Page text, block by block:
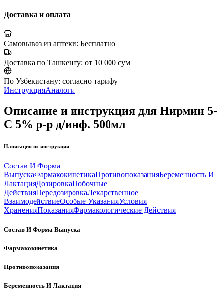
Доставка и оплата
Самовывоз из аптеки: Бесплатно
Доставка по Ташкенту: от 10 000 сум
По Узбекистану: согласно тарифу
ИнструкцияАналоги
Описание и инструкция для Нирмин 5-
C 5% р-р д/инф. 500мл
Навигация по инструкции
Состав И Форма
ВыпускаФармакокинетикаПротивопоказанияБеременность И
ЛактацияДозировкаПобочные
ДействияПередозировкаЛекарственное
ВзаимодействиеОсобые УказанияУсловия
ХраненияПоказанияФармакологические Действия
Состав И Форма Выпуска
Фармакокинетика
Противопоказания
Беременность И Лактация